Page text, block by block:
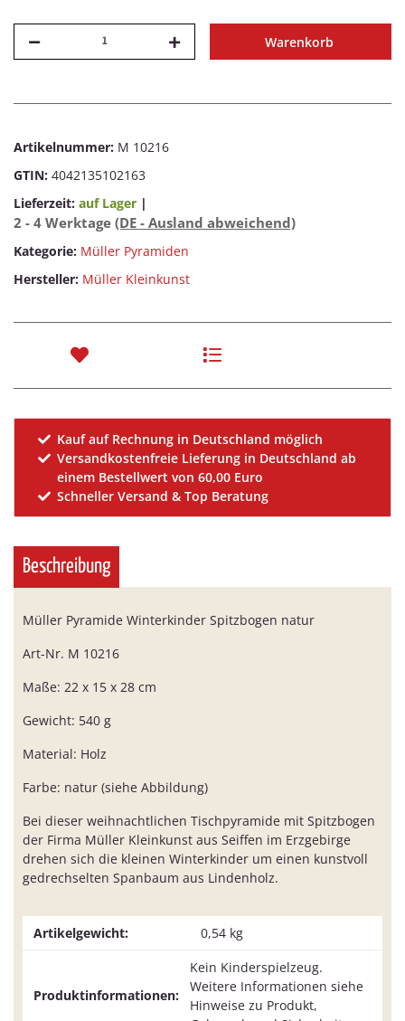
Warenkorb
Artikelnummer: M 10216
GTIN: 4042135102163
Lieferzeit: auf Lager |
2 - 4 Werktage (DE - Ausland abweichend)
Kategorie: Müller Pyramiden
Hersteller: Müller Kleinkunst
Kauf auf Rechnung in Deutschland möglich
Versandkostenfreie Lieferung in Deutschland ab
einem Bestellwert von 60,00 Euro
Schneller Versand & Top Beratung
Beschreibung
Müller Pyramide Winterkinder Spitzbogen natur
Art-Nr. M 10216
Maße: 22 x 15 x 28 cm
Gewicht: 540 g
Material: Holz
Farbe: natur (siehe Abbildung)
Bei dieser weihnachtlichen Tischpyramide mit Spitzbogen
der Firma Müller Kleinkunst aus Seiffen im Erzgebirge
drehen sich die kleinen Winterkinder um einen kunstvoll
gedrechselten Spanbaum aus Lindenholz.
Artikelgewicht: 0,54 kg
Produktinformationen:
Kein Kinderspielzeug.
Weitere Informationen siehe
Hinweise zu Produkt,